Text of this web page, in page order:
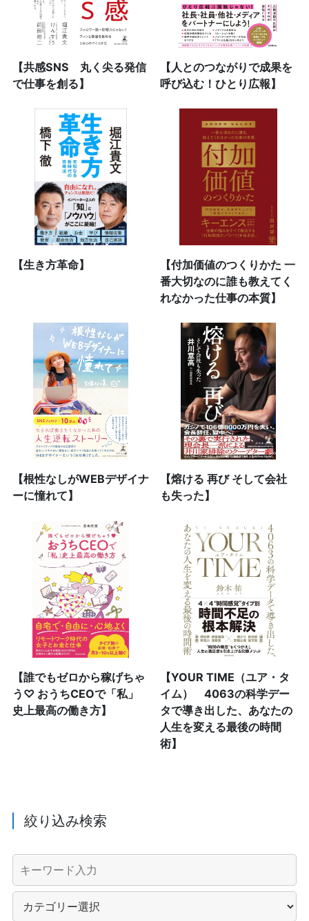
【共感SNS 丸く尖る発信
で仕事を創る】
【人とのつながりで成果を
呼び込む！ひとり広報】
【生き方革命】
【付加価値のつくりかた 一
番大切なのに誰も教えてく
れなかった仕事の本質】
【根性なしがWEBデザイナ
ーに憧れて】
【熔ける 再び そして会社
も失った】
【誰でもゼロから稼げちゃ
う♡ おうちCEOで「私」
史上最高の働き方】
【YOUR TIME（ユア・タ
イム） 4063の科学デー
タで導き出した、あなたの
人生を変える最後の時間
術】
絞り込み検索